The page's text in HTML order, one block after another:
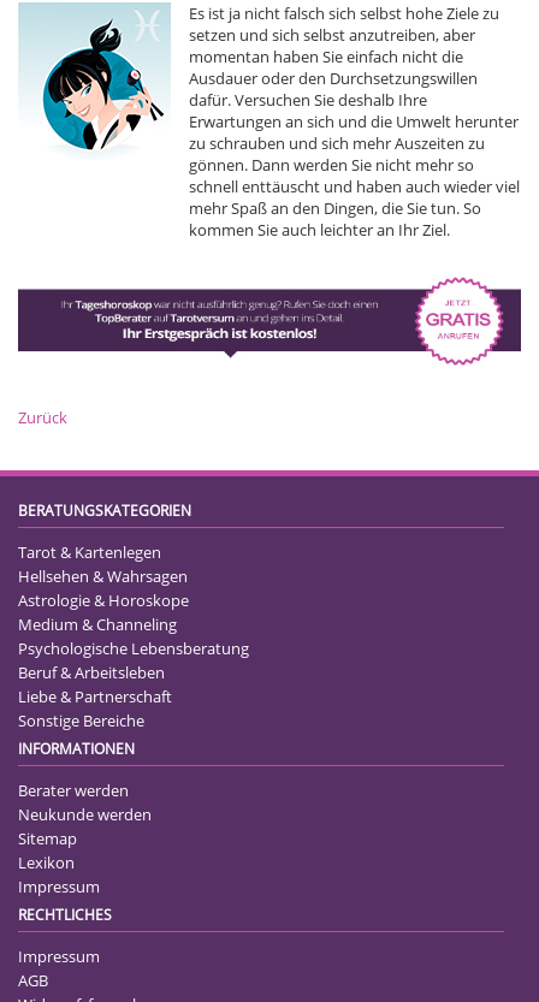
Es ist ja nicht falsch sich selbst hohe Ziele zu
setzen und sich selbst anzutreiben, aber
momentan haben Sie einfach nicht die
Ausdauer oder den Durchsetzungswillen
dafür. Versuchen Sie deshalb Ihre
Erwartungen an sich und die Umwelt herunter
zu schrauben und sich mehr Auszeiten zu
gönnen. Dann werden Sie nicht mehr so
schnell enttäuscht und haben auch wieder viel
mehr Spaß an den Dingen, die Sie tun. So
kommen Sie auch leichter an Ihr Ziel.
Zurück
BERATUNGSKATEGORIEN
Tarot & Kartenlegen
Hellsehen & Wahrsagen
Astrologie & Horoskope
Medium & Channeling
Psychologische Lebensberatung
Beruf & Arbeitsleben
Liebe & Partnerschaft
Sonstige Bereiche
INFORMATIONEN
Berater werden
Neukunde werden
Sitemap
Lexikon
Impressum
RECHTLICHES
Impressum
AGB